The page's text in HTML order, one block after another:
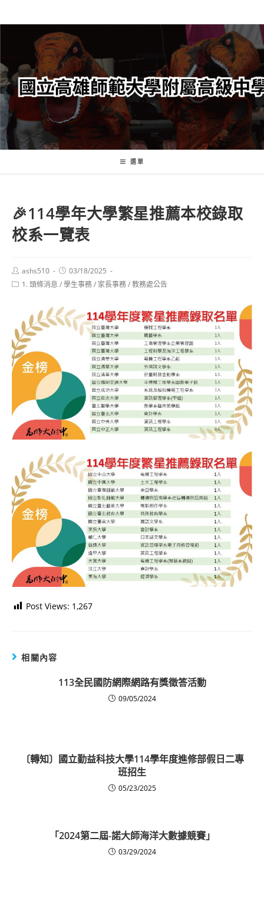
轉
要
內
容
選單
🎉114學年大學繁星推薦本校錄取
校系一覽表
Post
author:
ashs510
Post
published:
03/18/2025
Post1. 頭條消息 /學生事務/ 家長事務/教務處公告
Post Views: 1,267
相關內容
113全民國防網際網路有獎徵答活動
09/05/2024
〔轉知〕國立勤益科技大學114學年度進修部假日二專
班招生
05/23/2025
「2024第二屆-諾大師海洋大數據競賽」
03/29/2024